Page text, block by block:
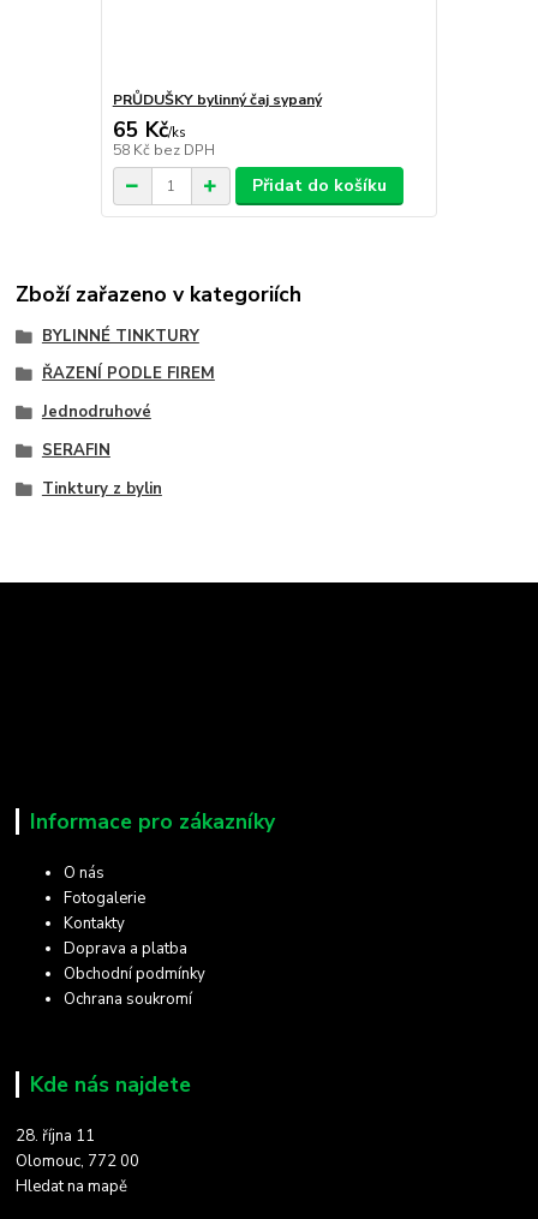
PRŮDUŠKY bylinný čaj sypaný
65 Kč/ks
58 Kč bez DPH
Přidat do košíku
Zboží zařazeno v kategoriích
BYLINNÉ TINKTURY
ŘAZENÍ PODLE FIREM
Jednodruhové
SERAFIN
Tinktury z bylin
Informace pro zákazníky
O nás
Fotogalerie
Kontakty
Doprava a platba
Obchodní podmínky
Ochrana soukromí
Kde nás najdete
28. října 11
Olomouc, 772 00
Hledat na mapě